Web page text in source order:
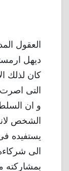
العقول
ديهل
كان لذلك
التى اصرت
و ان
الشخص
يستفيده
الى
بمشاركته